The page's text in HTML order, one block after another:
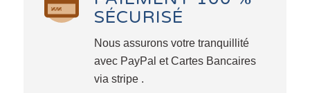
SÉCURISÉ
Nous assurons votre tranquillité
avec PayPal et Cartes Bancaires
via stripe .